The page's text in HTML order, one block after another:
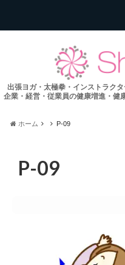
出張ヨガ・太極拳・インストラク
企業・経営・従業員の健康増進・健
ホーム P-09
P-09